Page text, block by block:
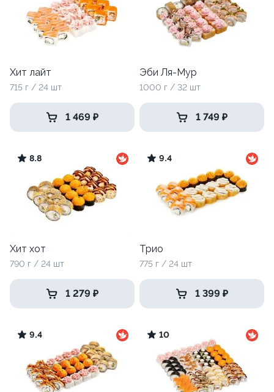
Хит лайт
715 г / 24 шт
1 469 ₽
Эби Ля-Мур
1000 г / 32 шт
1 749 ₽
8.8
Хит хот
790 г / 24 шт
1 279 ₽
9.4
Трио
775 г / 24 шт
1 399 ₽
9.4 10